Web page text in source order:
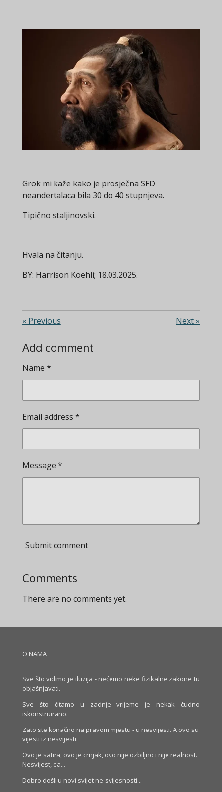
Grok mi kaže kako je prosječna SFD
neandertalaca bila 30 do 40 stupnjeva.
Tipično staljinovski.
Hvala na čitanju.
BY: Harrison Koehli; 18.03.2025.
« Previous Next»
Add comment
Name *
Email address *
Message *
Submit comment
Comments
There are no comments yet.
O NAMA
Sve što vidimo je iluzija - nećemo neke fizikalne zakone tu
objašnjavati.
Sve što čitamo u zadnje vrijeme je nekak čudno
iskonstruirano.
Zato ste konačno na pravom mjestu - u nesvijesti. A ovo su
vijesti iz nesvijesti.
Ovo je satira, ovo je crnjak, ovo nije ozbiljno i nije realnost.
Nesvijest, da...
Dobro došli u novi svijet ne-svijesnosti...